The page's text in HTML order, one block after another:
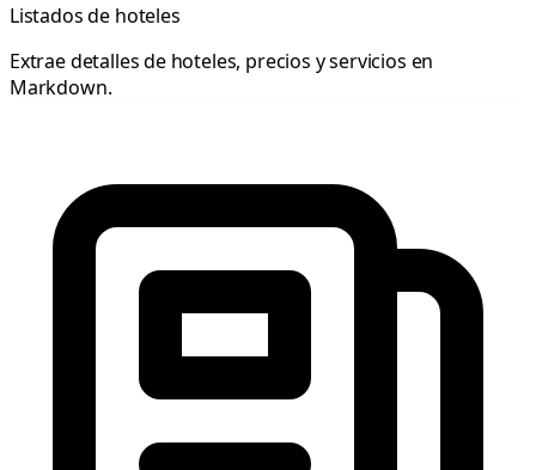
Listados de hoteles
Extrae detalles de hoteles, precios y servicios en
Markdown.